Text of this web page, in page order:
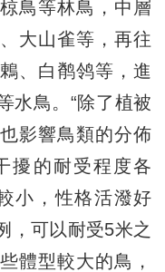
鳥等林鳥，中層
大山雀等，再往
、白鹡鸰等，進
水鳥。“除了植被
影響鳥類的分佈
擾的耐受程度各
小，性格活潑好
，可以耐受5米之
體型較大的鳥，